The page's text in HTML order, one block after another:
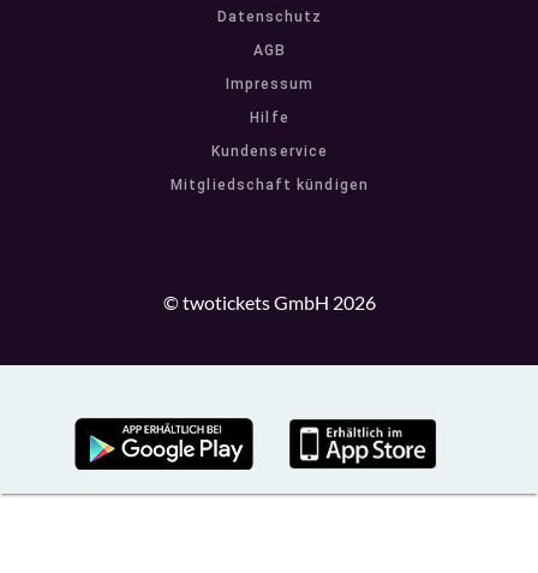
Datenschutz
AGB
Impressum
Hilfe
Kundenservice
Mitgliedschaft kündigen
© twotickets GmbH 2026